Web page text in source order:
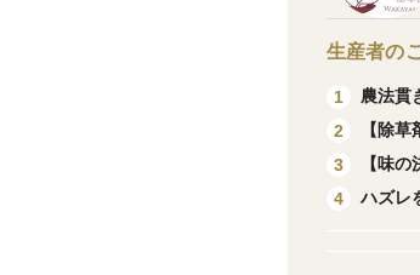
生産者の
1
農法貫
2
【除
3
【味
4
ハズレ